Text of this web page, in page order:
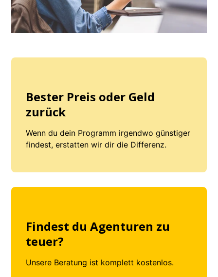
Bester Preis oder Geld
zurück
Wenn du dein Programm irgendwo günstiger
findest, erstatten wir dir die Differenz.
Findest du Agenturen zu
teuer?
Unsere Beratung ist komplett kostenlos.